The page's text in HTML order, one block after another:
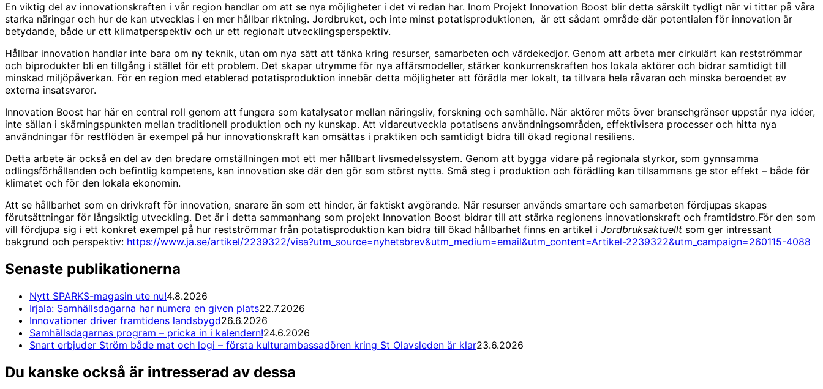
En viktig del av innovationskraften i vår region handlar om att se nya möjligheter i det vi redan har. Inom Projekt Innovation Boost blir detta särskilt tydligt när vi tittar på våra
starka näringar och hur de kan utvecklas i en mer hållbar riktning. Jordbruket, och inte minst potatisproduktionen, är ett sådant område där potentialen för innovation är
betydande, både ur ett klimatperspektiv och ur ett regionalt utvecklingsperspektiv.
Hållbar innovation handlar inte bara om ny teknik, utan om nya sätt att tänka kring resurser, samarbeten och värdekedjor. Genom att arbeta mer cirkulärt kan restströmmar
och biprodukter bli en tillgång i stället för ett problem. Det skapar utrymme för nya affärsmodeller, stärker konkurrenskraften hos lokala aktörer och bidrar samtidigt till
minskad miljöpåverkan. För en region med etablerad potatisproduktion innebär detta möjligheter att förädla mer lokalt, ta tillvara hela råvaran och minska beroendet av
externa insatsvaror.
Innovation Boost har här en central roll genom att fungera som katalysator mellan näringsliv, forskning och samhälle. När aktörer möts över branschgränser uppstår nya idéer,
inte sällan i skärningspunkten mellan traditionell produktion och ny kunskap. Att vidareutveckla potatisens användningsområden, effektivisera processer och hitta nya
användningar för restflöden är exempel på hur innovationskraft kan omsättas i praktiken och samtidigt bidra till ökad regional resiliens.
Detta arbete är också en del av den bredare omställningen mot ett mer hållbart livsmedelssystem. Genom att bygga vidare på regionala styrkor, som gynnsamma
odlingsförhållanden och befintlig kompetens, kan innovation ske där den gör som störst nytta. Små steg i produktion och förädling kan tillsammans ge stor effekt – både för
klimatet och för den lokala ekonomin.
Att se hållbarhet som en drivkraft för innovation, snarare än som ett hinder, är faktiskt avgörande. När resurser används smartare och samarbeten fördjupas skapas
förutsättningar för långsiktig utveckling. Det är i detta sammanhang som projekt Innovation Boost bidrar till att stärka regionens innovationskraft och framtidstro.För den som
vill fördjupa sig i ett konkret exempel på hur restströmmar från potatisproduktion kan bidra till ökad hållbarhet finns en artikel i Jordbruksaktuellt som ger intressant
bakgrund och perspektiv: https://www.ja.se/artikel/2239322/visa?utm_source=nyhetsbrev&utm_medium=email&utm_content=Artikel-2239322&utm_campaign=260115-4088
Senaste publikationerna
Nytt SPARKS-magasin ute nu!4.8.2026
Irjala: Samhällsdagarna har numera en given plats22.7.2026
Innovationer driver framtidens landsbygd26.6.2026
Samhällsdagarnas program – pricka in i kalendern!24.6.2026
Snart erbjuder Ström både mat och logi – första kulturambassadören kring St Olavsleden är klar23.6.2026
Du kanske också är intresserad av dessa